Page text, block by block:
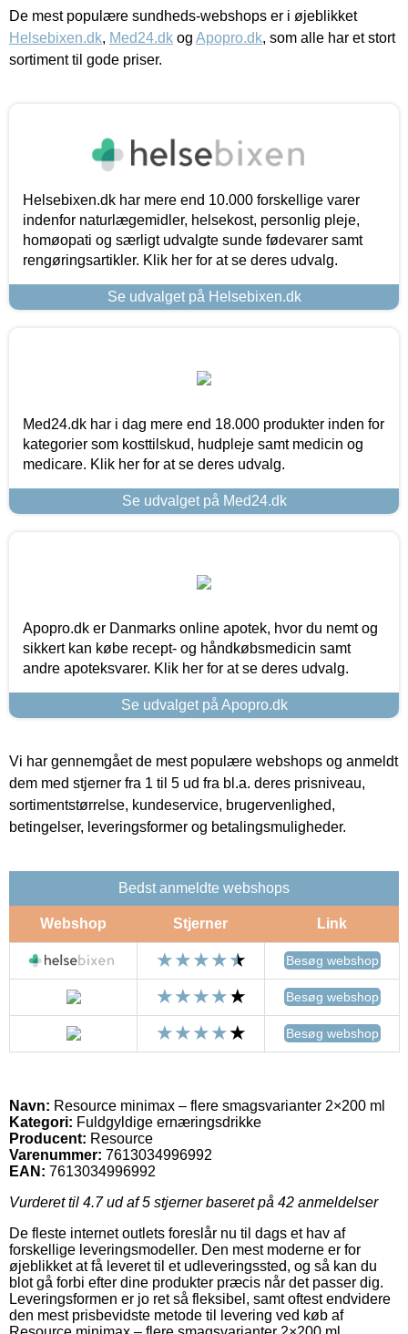
De mest populære sundheds-webshops er i øjeblikket
Helsebixen.dk, Med24.dk og Apopro.dk, som alle har et stort
sortiment til gode priser.
Helsebixen.dk har mere end 10.000 forskellige varer
indenfor naturlægemidler, helsekost, personlig pleje,
homøopati og særligt udvalgte sunde fødevarer samt
rengøringsartikler. Klik her for at se deres udvalg.
Se udvalget på Helsebixen.dk
Med24.dk har i dag mere end 18.000 produkter inden for
kategorier som kosttilskud, hudpleje samt medicin og
medicare. Klik her for at se deres udvalg.
Se udvalget på Med24.dk
Apopro.dk er Danmarks online apotek, hvor du nemt og
sikkert kan købe recept- og håndkøbsmedicin samt
andre apoteksvarer. Klik her for at se deres udvalg.
Se udvalget på Apopro.dk
Vi har gennemgået de mest populære webshops og anmeldt
dem med stjerner fra 1 til 5 ud fra bl.a. deres prisniveau,
sortimentstørrelse, kundeservice, brugervenlighed,
betingelser, leveringsformer og betalingsmuligheder.
Bedst anmeldte webshops
Webshop Stjerner Link
Besøg webshop
Besøg webshop
Besøg webshop
Navn: Resource minimax – flere smagsvarianter 2×200 ml
Kategori: Fuldgyldige ernæringsdrikke
Producent: Resource
Varenummer: 7613034996992
EAN: 7613034996992
Vurderet til 4.7ud af 5 stjerner baseret på 42 anmeldelser
De fleste internet outlets foreslår nu til dags et hav af
forskellige leveringsmodeller. Den mest moderne er for
øjeblikket at få leveret til et udleveringssted, og så kan du
blot gå forbi efter dine produkter præcis når det passer dig.
Leveringsformen er jo ret så fleksibel, samt oftest endvidere
den mest prisbevidste metode til levering ved køb af